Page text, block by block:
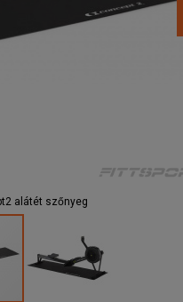
alátét szőnyeg